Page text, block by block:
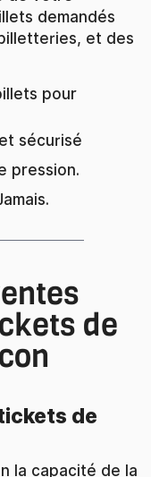
demandés
et des
pour
sécurisé
pression.
de
la capacité de la